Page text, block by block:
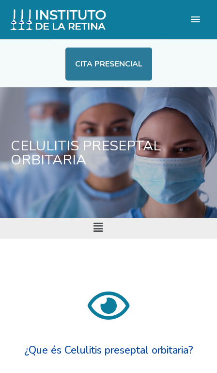
CITA PRESENCIAL
CELULITIS PRESEPTAL
ORBITARIA
¿Que és Celulitis preseptal orbitaria?